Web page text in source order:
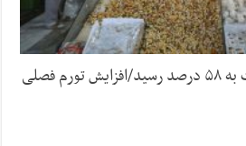
تورم نقطه‌به‌نقطه خدمات به ۵۸ درصد رسید/افزایش تورم فصلی